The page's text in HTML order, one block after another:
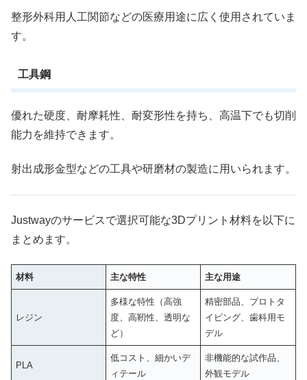
整形外科用人工関節などの医療用途に広く使用されていま
す。
工具鋼
優れた硬度、耐摩耗性、耐変形性を持ち、高温下でも切削
能力を維持できます。
射出成形金型などの工具や研磨材の製造に用いられます。
Justwayのサービスで選択可能な3Dプリント材料を以下に
まとめます。
材料 主な特性 主な用途
レジン
多様な特性（高強
度、高靭性、透明な
ど）
精密部品、プロトタ
イピング、歯科用モ
デル
PLA
低コスト、細かいデ
ィテール
非機能的な試作品、
外観モデル